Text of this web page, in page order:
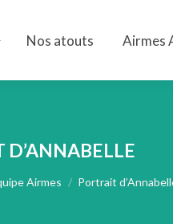
Nos atouts Airmes
D’ANNABELLE
Airmes Portrait